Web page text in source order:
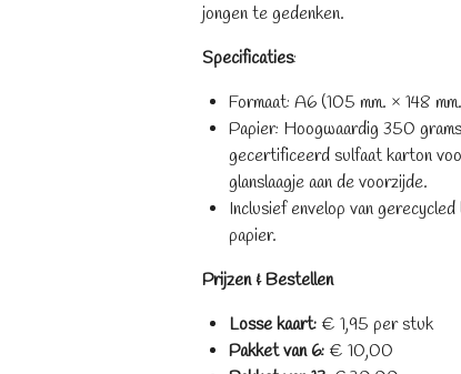
jongen te gedenken.
Specificaties:
Formaat: A6 (105 mm. × 148
Papier: Hoogwaardig 350
gecertificeerd sulfaatkarton v
glanslaagje aan de voorzijde.
Inclusief envelop van
papier.
Prijzen & Bestellen
Losse kaart: € 1,95 per stuk
​Pakket van 6: € 10,00